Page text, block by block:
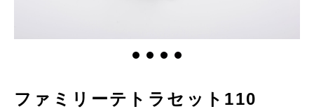
ファミリーテトラセット110